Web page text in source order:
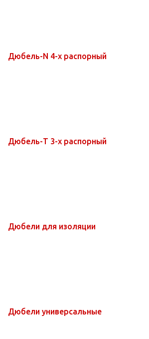
Дюбель-N 4-х распорный
Дюбель-Т 3-х распорный
Дюбели для изоляции
Дюбели универсальные